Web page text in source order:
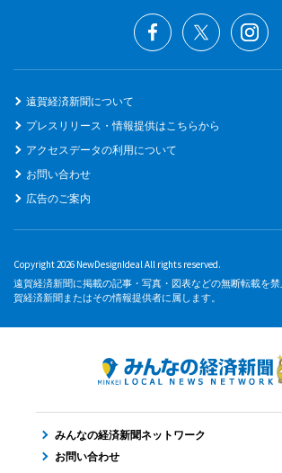
遠賀経済新聞について
プレスリリース・情報提供はこちらから
アクセスデータの利用について
お問い合わせ
広告のご案内
Copyright 2026 NewDesignIdeal All rights reserved.
遠賀経済新聞に掲載の記事・写真・図表などの無断転載を
賀経済新聞またはその情報提供者に属します。
みんなの経済新聞ネットワーク
お問い合わせ